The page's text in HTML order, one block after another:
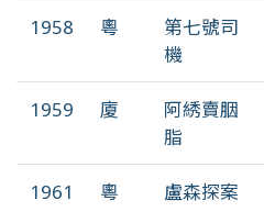
1958 粵
第七號司
機
1959 廈
阿綉賣胭
脂
1961 粵 盧森探案